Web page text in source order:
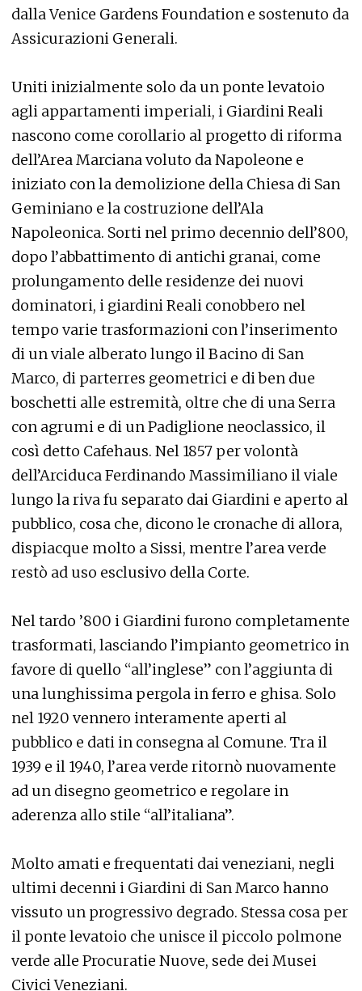
dalla Venice Gardens Foundation e sostenuto da
Assicurazioni Generali.
Uniti inizialmente solo da un ponte levatoio
agli appartamenti imperiali, i Giardini Reali
nascono come corollario al progetto di riforma
dell’Area Marciana voluto da Napoleone e
iniziato con la demolizione della Chiesa di San
Geminiano e la costruzione dell’Ala
Napoleonica. Sorti nel primo decennio dell’800,
dopo l’abbattimento di antichi granai, come
prolungamento delle residenze dei nuovi
dominatori, i giardini Reali conobbero nel
tempo varie trasformazioni con l’inserimento
di un viale alberato lungo il Bacino di San
Marco, di parterres geometrici e di ben due
boschetti alle estremità, oltre che di una Serra
con agrumi e di un Padiglione neoclassico, il
così detto Cafehaus. Nel 1857 per volontà
dell’Arciduca Ferdinando Massimiliano il viale
lungo la riva fu separato dai Giardini e aperto al
pubblico, cosa che, dicono le cronache di allora,
dispiacque molto a Sissi, mentre l’area verde
restò ad uso esclusivo della Corte.
Nel tardo ’800 i Giardini furono completamente
trasformati, lasciando l’impianto geometrico in
favore di quello “all’inglese” con l’aggiunta di
una lunghissima pergola in ferro e ghisa. Solo
nel 1920 vennero interamente aperti al
pubblico e dati in consegna al Comune. Tra il
1939 e il 1940, l’area verde ritornò nuovamente
ad un disegno geometrico e regolare in
aderenza allo stile “all’italiana”.
Molto amati e frequentati dai veneziani, negli
ultimi decenni i Giardini di San Marco hanno
vissuto un progressivo degrado. Stessa cosa per
il ponte levatoio che unisce il piccolo polmone
verde alle Procuratie Nuove, sede dei Musei
Civici Veneziani.